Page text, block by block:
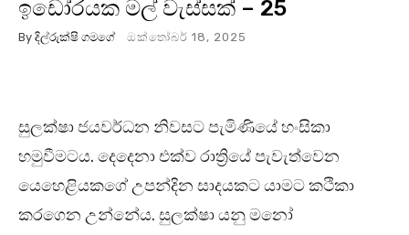
ඉඩෝරයක මල් වැස්සක් – 25
By දිල්රුක්ෂි ගමගේ ඔක්තෝබර් 18, 2025
සුලක්ෂා ජයවර්ධන නිවසට පැමිණියේ හංසිකා
හමුවීමටය. දෙදෙනා එක්ව රාත්‍රියේ පැවැත්වෙන
යෙහෙළියකගේ උපන්දින සාදයකට යාමට කථිකා
කරගෙන උන්නේය. සුලක්ෂා යනු මනෝ